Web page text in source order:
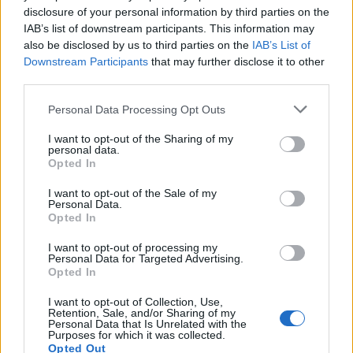
disclosure of your personal information by third parties on the
IAB’s list of downstream participants. This information may
also be disclosed by us to third parties on the IAB’s List of
Downstream Participants that may further disclose it to other
Personal Data Processing Opt Outs
I want to opt-out of the Sharing of my
personal data.
Opted In
I want to opt-out of the Sale of my
Personal Data.
Opted In
I want to opt-out of processing my
Personal Data for Targeted Advertising.
Opted In
I want to opt-out of Collection, Use,
Retention, Sale, and/or Sharing of my
Personal Data that Is Unrelated with the
Purposes for which it was collected.
Opted Out
Mennesker
Charlotte har været med i 25 år: - Jeg
elsker mit arbejde
Jesper Hansen
Lokalreporter
05. august 2026 kl. 06.00
BROVST: - Der er ikke to dage, der er ens. Så jeg
elsker mit job.